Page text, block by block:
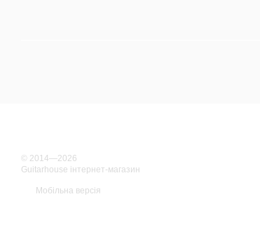
© 2014—2026
Guitarhouse інтернет-магазин
Мобільна версія